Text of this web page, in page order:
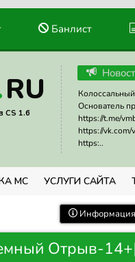
Банлист
RU
CS 1.6
Основатель
https://t.me/
https://vk.com/
https:..
МС УСЛУГИ САЙТА
Отрыв-